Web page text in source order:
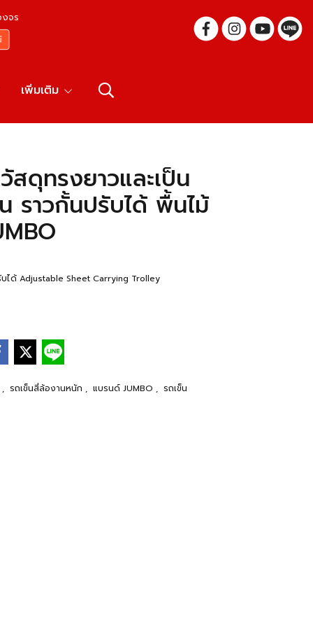
จร
เพิ่มเติม
สดุทรงยาวและเป็น
ราวกั้นปรับได้ พื้นไม้
ได้ Adjustable Sheet Carrying Trolley
, รถเข็นสี่ล้องานหนัก , แบรนด์ JUMBO , รถเข็น